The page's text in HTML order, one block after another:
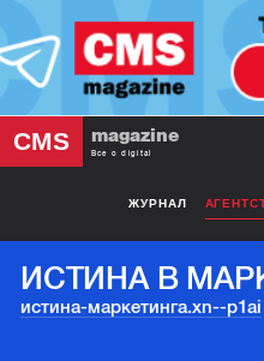
CMS magazine
Все о digital
ЖУРНАЛ
ИСТИНА В
истина-маркетинга.xn--p1ai